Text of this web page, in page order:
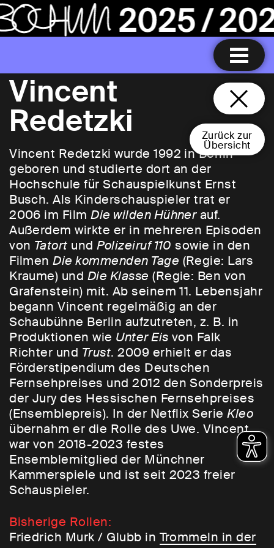
Zurück zur
Übersicht
Vincent
Redetzki
Vincent Redetzki wurde 1992 in Berlin
geboren und studierte dort an der
Hochschule für Schauspielkunst Ernst
Busch. Als Kinderschauspieler trat er
2006 im FilmDie wilden Hühnerauf.
Außerdem wirkte er in mehreren Episoden
von Tatort undPolizeiruf 110 sowie in den
FilmenDie kommenden Tage (Regie: Lars
Kraume) und Die Klasse (Regie: Ben von
Grafenstein) mit. Ab seinem 11. Lebensjahr
begann Vincent regelmäßig an der
Schaubühne Berlin aufzutreten, z. B. in
Produktionen wie Unter Eis von Falk
Richter und Trust. 2009 erhielt er das
Förderstipendium des Deutschen
Fernsehpreises und 2012 den Sonderpreis
der Jury des Hessischen Fernsehpreises
(Ensemblepreis). In der Netflix SerieKleo
übernahm er die Rolle des Uwe. Vincent
war von 2018-2023 festes
Ensemblemitglied der Münchner
Kammerspiele und ist seit 2023 freier
Schauspieler.
Bisherige Rollen:
Friedrich Murk / Glubb in Trommeln in der